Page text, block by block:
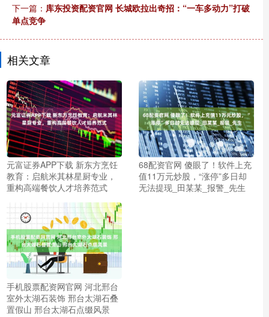
下一篇： 库东投资配资官网 长城欧拉出奇招：“一车多动力”打破
单点竞争
相关文章
元富证券APP下载 新东方烹饪
教育：启航米其林星厨专业，
重构高端餐饮人才培养范式
68配资官网 傻眼了！软件上充
值11万元炒股，“涨停”多日却
无法提现_田某某_报警_先生
手机股票配资网官网 河北邢台
室外太湖石装饰 邢台太湖石叠
置假山 邢台太湖石点缀风景